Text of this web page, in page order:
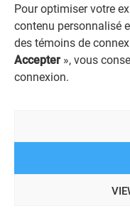
Pour optimiser votre
contenu personnalisé
des témoins de
Accepter », vous
connexion.
AVIS JURIDIQUE GÉNÉRAL
POLITIQUE DE
REGISTRE DES CONFLITS